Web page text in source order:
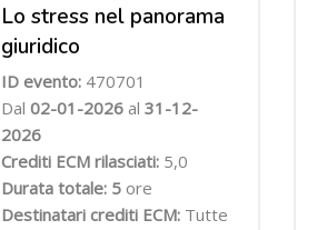
Lo stress nel panorama
giuridico
ID evento: 470701
Dal 02-01-2026 al 31-12-
2026
Crediti ECM rilasciati: 5,0
Durata totale: 5 ore
Destinatari crediti ECM: Tutte